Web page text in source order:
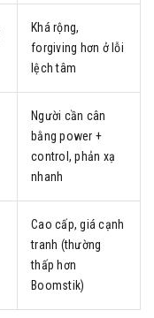
Khá rộng,
forgiving hơn ở lỗi
lệch tâm
Người cần cân
bằng power +
control, phản xạ
nhanh
Cao cấp, giá cạnh
tranh (thường
thấp hơn
Boomstik)